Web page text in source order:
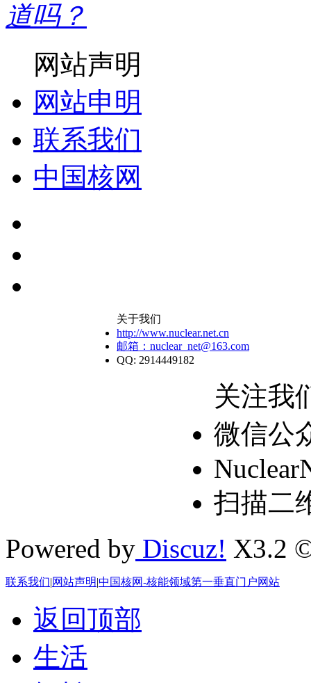
道吗？
网站声明
网站申明
联系我们
中国核网
关于我们
http://www.nuclear.net.cn
邮箱：nuclear_net@163.com
QQ: 2914449182
关注我
微信公
扫描二
Powered by Discuz! X3.2
联系我们|网站声明|中国核网-核能领域第一垂直门户网站
返回顶部
生活